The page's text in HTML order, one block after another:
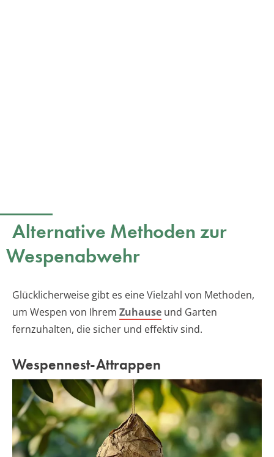
Alternative Methoden zur
Wespenabwehr
Glücklicherweise gibt es eine Vielzahl von Methoden,
um Wespen von Ihrem Zuhause und Garten
fernzuhalten, die sicher und effektiv sind.
Wespennest-Attrappen